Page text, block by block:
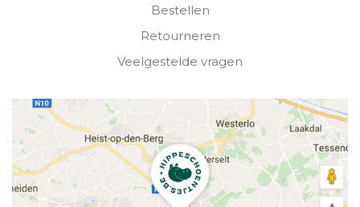
Bestellen
Retourneren
Veelgestelde vragen